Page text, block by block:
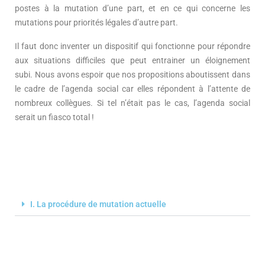
postes à la mutation d’une part, et en ce qui concerne les
mutations pour priorités légales d’autre part.
Il faut donc inventer un dispositif qui fonctionne pour répondre
aux situations difficiles que peut entrainer un éloignement
subi. Nous avons espoir que nos propositions aboutissent dans
le cadre de l’agenda social car elles répondent à l’attente de
nombreux collègues. Si tel n’était pas le cas, l’agenda social
serait un fiasco total !
I. La procédure de mutation actuelle